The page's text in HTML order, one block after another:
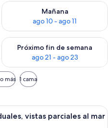
noche, ago 9 - ago 10
Mañana
ago 10 - ago 11
Consulta la disponibilidad
fin de semana, ago 14 -
Próximo fin de semana
ago 21 - ago 23
Consulta la disponibilidad
más 1 cama
Una habitación de hotel moderna
vistas parciales al mar